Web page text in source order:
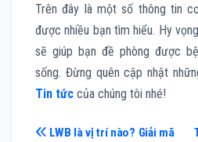
Trên đây là một số thông tin
được nhiều bạn tìm hiểu. Hy
sẽ giúp bạn đề phòng được
sống. Đừng quên cập nhật
Tin tức của chúng tôi nhé!
LWB là vị trí nào? Giải mã